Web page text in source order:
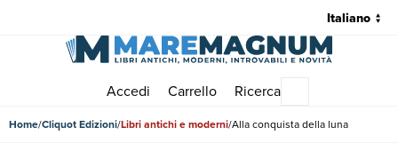
Accedi Carrello Ricerca
Home Cliquot Edizioni Libri antichi e moderni Alla conquista della luna